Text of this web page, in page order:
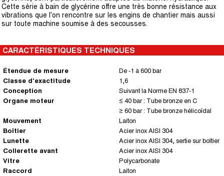
Cette série à bain de glycérine offre une très bonne résistance aux
vibrations que l'on rencontre sur les engins de chantier mais aussi
sur toute machine soumise à des secousses.
CARACTÉRISTIQUES TECHNIQUES
Étendue de mesure
De -1 à 600 bar
Classe d'exactitude
1,6
Conception
Suivant la Norme EN 837-1
Organe moteur
≤ 40 bar : Tube bronze en C
≥ 60 bar : Tube bronze hélicoïdal
Mouvement
Laiton
Boîtier
Acier inox AISI 304
Lunette
Acier inox AISI 304, sertie sur boîtier
Collerette avant
Acier inox AISI 304
Vitre
Polycarbonate
Raccord
Laiton